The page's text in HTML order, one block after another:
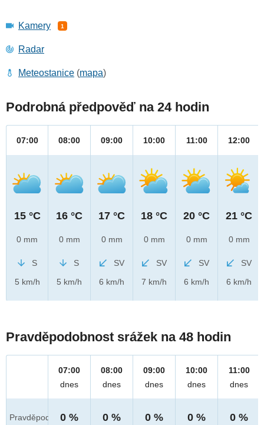
Kamery 1
Radar
Meteostanice (mapa)
Podrobná předpověď na 24 hodin
07:00
15 °C
0 mm
S
5 km/h
08:00
16 °C
0 mm
S
5 km/h
09:00
17 °C
0 mm
SV
6 km/h
10:00
18 °C
0 mm
SV
7 km/h
11:00
20 °C
0 mm
SV
6 km/h
12:00
21 °C
0 mm
SV
6 km/h
Pravděpodobnost srážek na 48 hodin
Pravděpod.
07:00
dnes
0 %
08:00
dnes
0 %
09:00
dnes
0 %
10:00
dnes
0 %
11:00
dnes
0 %